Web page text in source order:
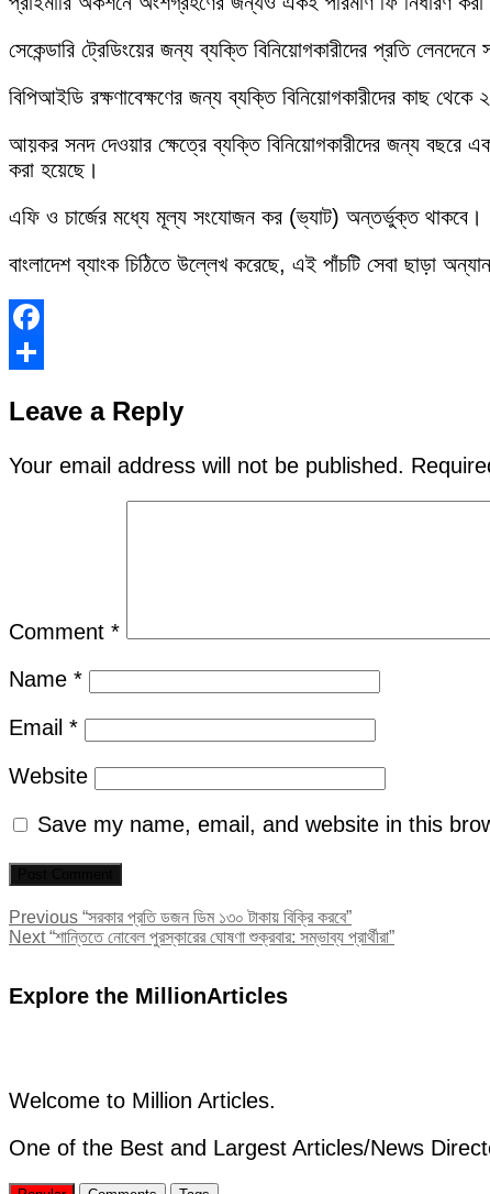
সেকেন্ডারি ট্রেডিংয়ের জন্য ব্যক্তি বিনিয়োগকারীদের প্রতি
বিপিআইডি রক্ষণাবেক্ষণের জন্য ব্যক্তি বিনিয়োগকারীদের কাছ থেকে
আয়কর সনদ দেওয়ার ক্ষেত্রে ব্যক্তি বিনিয়োগকারীদের জন্য বছরে
করা হয়েছে।
এফি ও চার্জের মধ্যে মূল্য সংযোজন কর (ভ্যাট) অন্তর্ভুক্ত থাকবে।
বাংলাদেশ ব্যাংক চিঠিতে উল্লেখ করেছে, এই পাঁচটি সেবা ছাড়া
Facebook
Leave a Reply
Your email address will not be published.
Comment *
Name *
Email *
Website
Save my name, email, and website in this
Post
navigation
Previous Previous
post:
“সরকার প্রতি ডজন ডিম ১৩০ টাকায় বিক্রি করবে”
Next Next
“শান্তিতে নোবেল পুরস্কারের ঘোষণা শুক্রবার: সম্ভাব্য প্রার্থীরা”
Explore the MillionArticles
Welcome to Million Articles.
One of the Best and Largest Articles/News